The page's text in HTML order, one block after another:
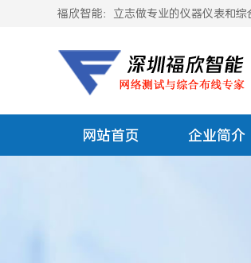
福欣智能：立志做专业的仪器仪表和综
网站首页 企业简介